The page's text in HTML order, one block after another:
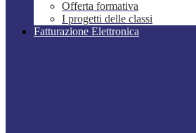
Offerta formativa
I progetti delle classi
Fatturazione Elettronica